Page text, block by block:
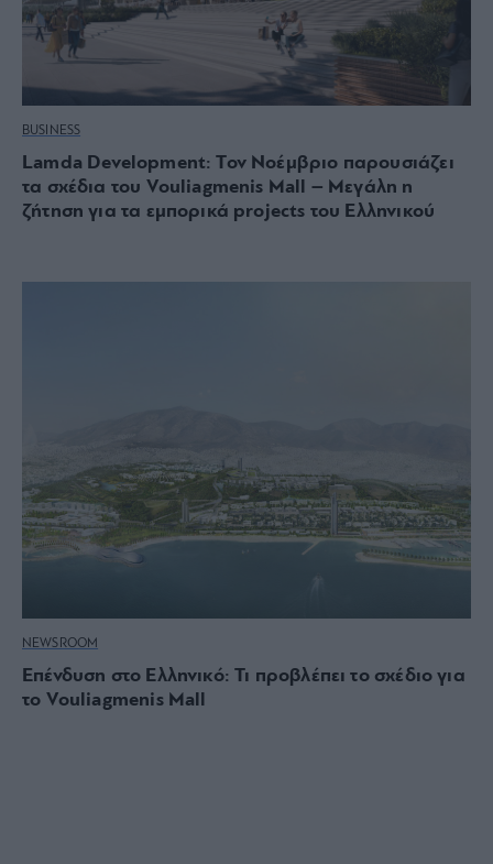
BUSINESS
Lamda Development: Τον Νοέμβριο παρουσιάζει
τα σχέδια του Vouliagmenis Mall – Μεγάλη η
ζήτηση για τα εμπορικά projects του Ελληνικού
NEWSROOM
Επένδυση στο Ελληνικό: Τι προβλέπει το σχέδιο για
το Vouliagmenis Mall